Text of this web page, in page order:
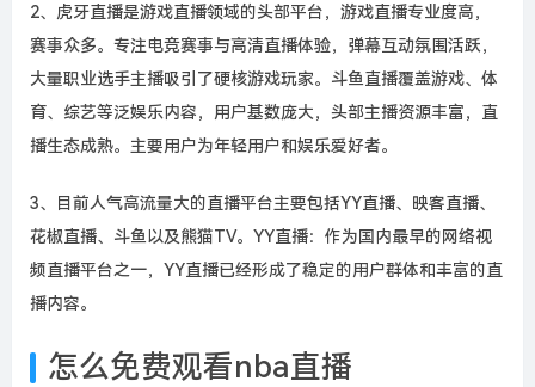
2、虎牙直播是游戏直播领域的头部平台，游戏直播专业度高，
赛事众多。专注电竞赛事与高清直播体验，弹幕互动氛围活跃，
大量职业选手主播吸引了硬核游戏玩家。斗鱼直播覆盖游戏、体
育、综艺等泛娱乐内容，用户基数庞大，头部主播资源丰富，直
播生态成熟。主要用户为年轻用户和娱乐爱好者。
3、目前人气高流量大的直播平台主要包括YY直播、映客直播、
花椒直播、斗鱼以及熊猫TV。YY直播：作为国内最早的网络视
频直播平台之一，YY直播已经形成了稳定的用户群体和丰富的直
播内容。
怎么免费观看nba直播